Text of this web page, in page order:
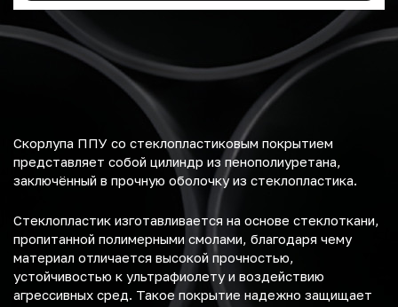
Скорлупа ППУ со стеклопластиковым покрытием
представляет собой цилиндр из пенополиуретана,
заключённый в прочную оболочку из стеклопластика.
Стеклопластик изготавливается на основе стеклоткани,
пропитанной полимерными смолами, благодаря чему
материал отличается высокой прочностью,
устойчивостью к ультрафиолету и воздействию
агрессивных сред. Такое покрытие надежно защищает